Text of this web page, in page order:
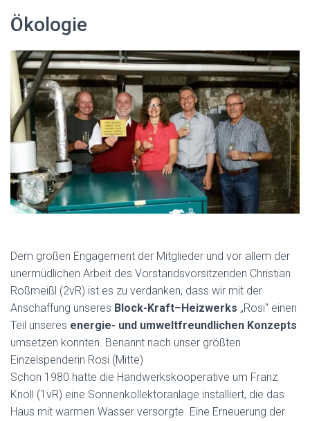
Ökologie
Dem großen Engagement der Mitglieder und vor allem der
unermüdlichen Arbeit des Vorstandsvorsitzenden Christian
Roßmeißl (2vR) ist es zu verdanken, dass wir mit der
Anschaffung unseres Block-Kraft–Heizwerks „Rosi“ einen
Teil unseres energie- und umweltfreundlichen Konzepts
umsetzen konnten. Benannt nach unser größten
Einzelspenderin Rosi (Mitte)
Schon 1980 hatte die Handwerkskooperative um Franz
Knoll (1vR) eine Sonnenkollektoranlage installiert, die das
Haus mit warmen Wasser versorgte. Eine Erneuerung der